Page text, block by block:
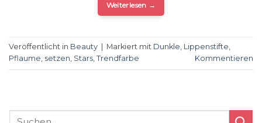
Weiterlesen →
Veröffentlicht in Beauty Markiert mit Dunkle, Lippenstifte,
Pflaume, setzen, Stars, Trendfarbe Kommentieren